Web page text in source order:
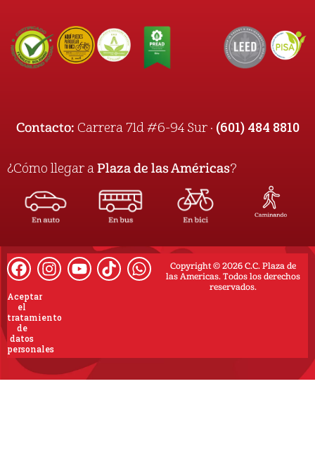
Contacto: Carrera 71d #6-94 Sur · (601) 484 8810
¿Cómo llegar a Plaza de las Américas?
Copyright © 2026 C.C. Plaza de
las Americas. Todos los derechos
reservados.
Aceptar
el
tratamiento
de
datos
personales